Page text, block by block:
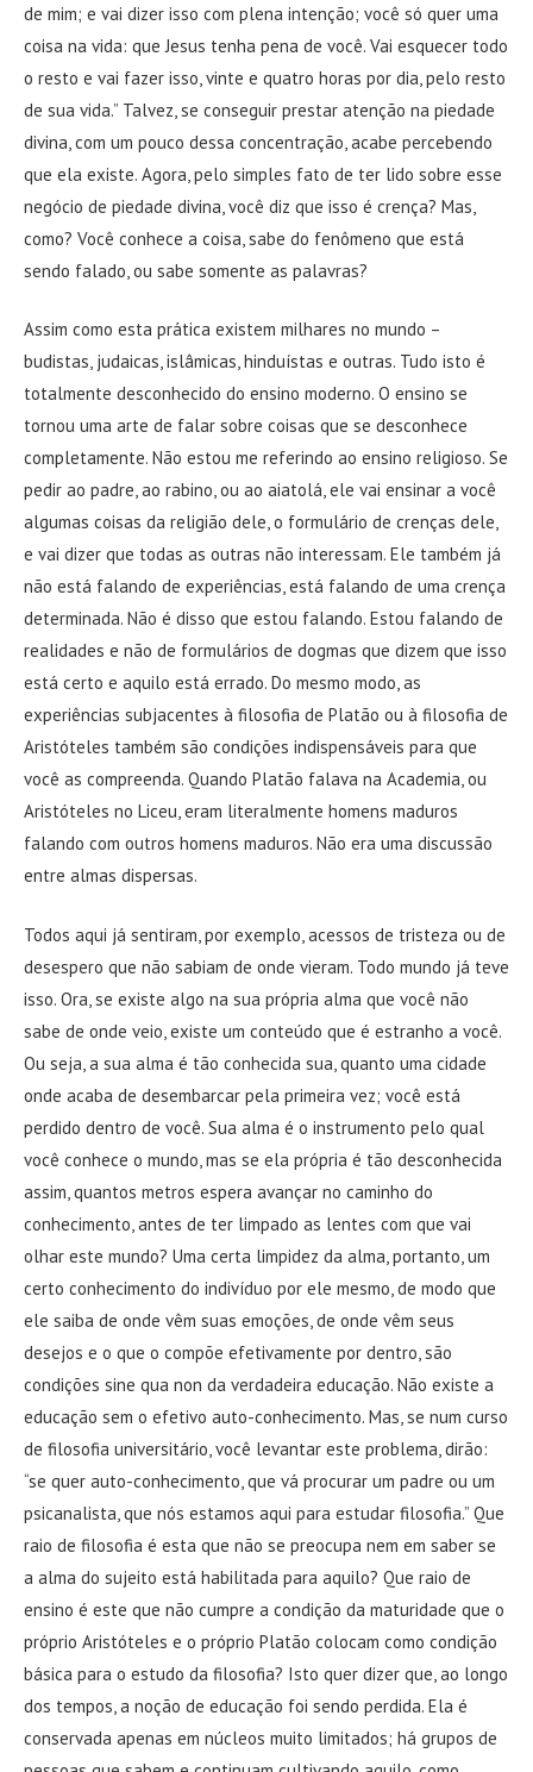
de mim; e vai dizer isso com plena intenção; você só quer uma
coisa na vida: que Jesus tenha pena de você. Vai esquecer todo
o resto e vai fazer isso, vinte e quatro horas por dia, pelo resto
de sua vida.” Talvez, se conseguir prestar atenção na piedade
divina, com um pouco dessa concentração, acabe percebendo
que ela existe. Agora, pelo simples fato de ter lido sobre esse
negócio de piedade divina, você diz que isso é crença? Mas,
como? Você conhece a coisa, sabe do fenômeno que está
sendo falado, ou sabe somente as palavras?
Assim como esta prática existem milhares no mundo –
budistas, judaicas, islâmicas, hinduístas e outras. Tudo isto é
totalmente desconhecido do ensino moderno. O ensino se
tornou uma arte de falar sobre coisas que se desconhece
completamente. Não estou me referindo ao ensino religioso. Se
pedir ao padre, ao rabino, ou ao aiatolá, ele vai ensinar a você
algumas coisas da religião dele, o formulário de crenças dele,
e vai dizer que todas as outras não interessam. Ele também já
não está falando de experiências, está falando de uma crença
determinada. Não é disso que estou falando. Estou falando de
realidades e não de formulários de dogmas que dizem que isso
está certo e aquilo está errado. Do mesmo modo, as
experiências subjacentes à filosofia de Platão ou à filosofia de
Aristóteles também são condições indispensáveis para que
você as compreenda. Quando Platão falava na Academia, ou
Aristóteles no Liceu, eram literalmente homens maduros
falando com outros homens maduros. Não era uma discussão
entre almas dispersas.
Todos aqui já sentiram, por exemplo, acessos de tristeza ou de
desespero que não sabiam de onde vieram. Todo mundo já teve
isso. Ora, se existe algo na sua própria alma que você não
sabe de onde veio, existe um conteúdo que é estranho a você.
Ou seja, a sua alma é tão conhecida sua, quanto uma cidade
onde acaba de desembarcar pela primeira vez; você está
perdido dentro de você. Sua alma é o instrumento pelo qual
você conhece o mundo, mas se ela própria é tão desconhecida
assim, quantos metros espera avançar no caminho do
conhecimento, antes de ter limpado as lentes com que vai
olhar este mundo? Uma certa limpidez da alma, portanto, um
certo conhecimento do indivíduo por ele mesmo, de modo que
ele saiba de onde vêm suas emoções, de onde vêm seus
desejos e o que o compõe efetivamente por dentro, são
condições sine qua non da verdadeira educação. Não existe a
educação sem o efetivo auto-conhecimento. Mas, se num curso
de filosofia universitário, você levantar este problema, dirão:
“se quer auto-conhecimento, que vá procurar um padre ou um
psicanalista, que nós estamos aqui para estudar filosofia.” Que
raio de filosofia é esta que não se preocupa nem em saber se
a alma do sujeito está habilitada para aquilo? Que raio de
ensino é este que não cumpre a condição da maturidade que o
próprio Aristóteles e o próprio Platão colocam como condição
básica para o estudo da filosofia? Isto quer dizer que, ao longo
dos tempos, a noção de educação foi sendo perdida. Ela é
conservada apenas em núcleos muito limitados; há grupos de